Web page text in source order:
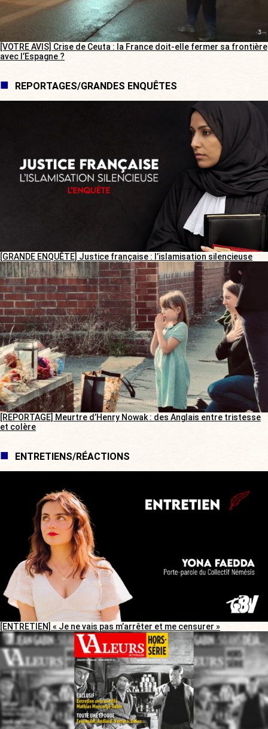
[VOTRE AVIS] Crise de Ceuta : la France doit-elle fermer sa frontière
avec l’Espagne ?
REPORTAGES/GRANDES ENQUÊTES
[GRANDE ENQUÊTE] Justice française : l’islamisation silencieuse
[REPORTAGE] Meurtre d’Henry Nowak : des Anglais entre tristesse
et colère
ENTRETIENS/RÉACTIONS
[ENTRETIEN] « Je ne vais pas m’arrêter et me censurer »